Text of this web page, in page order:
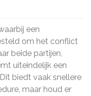
een
om het conflict
beide partijen,
uiteindelijk een
biedt vaak snellere
maar houd er